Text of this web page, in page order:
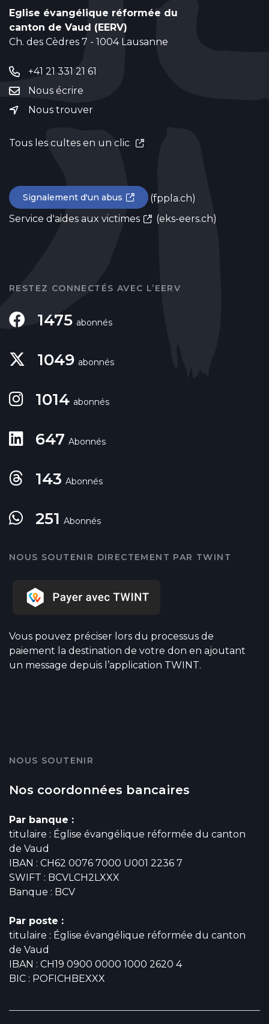
Eglise évangélique réformée du
canton de Vaud (EERV)
Ch. des Cèdres 7 - 1004 Lausanne
+41 21 331 21 61
Nous écrire
Nous trouver
Tous les cultes en un clic
Signalement d'un abus
(fppla.ch)
Service d'aides aux victimes
(eks-eers.ch)
RESTEZ CONNECTÉS AVEC L’EERV
1475 abonnés
1049 abonnés
1014 abonnés
647 Abonnés
143 Abonnés
251 Abonnés
NOUS SOUTENIR DIRECTEMENT PAR TWINT
Vous pouvez préciser lors du processus de
paiement la destination de votre don en ajoutant
un message depuis l’application TWINT.
NOUS SOUTENIR
Nos coordonnées bancaires
Par banque :
titulaire : Église évangélique réformée du canton
de Vaud
IBAN : CH62 0076 7000 U001 2236 7
SWIFT : BCVLCH2LXXX
Banque : BCV
Par poste :
titulaire : Église évangélique réformée du canton
de Vaud
IBAN : CH19 0900 0000 1000 2620 4
BIC : POFICHBEXXX